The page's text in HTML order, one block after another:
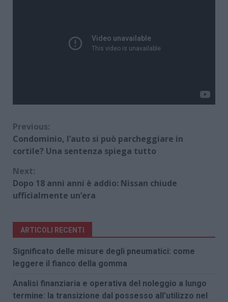
Continue
Reading
Previous:
Condominio, l’auto si può parcheggiare in
cortile? Una sentenza spiega tutto
Next:
Dopo 18 anni anni è addio: Nissan chiude
ufficialmente un’era
ARTICOLI RECENTI
Significato delle misure degli pneumatici: come
leggere il fianco della gomma
Analisi finanziaria e operativa del noleggio a lungo
termine: la transizione dal possesso all’utilizzo nel